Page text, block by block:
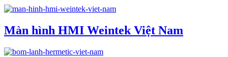
Màn hình HMI Weintek Việt Nam